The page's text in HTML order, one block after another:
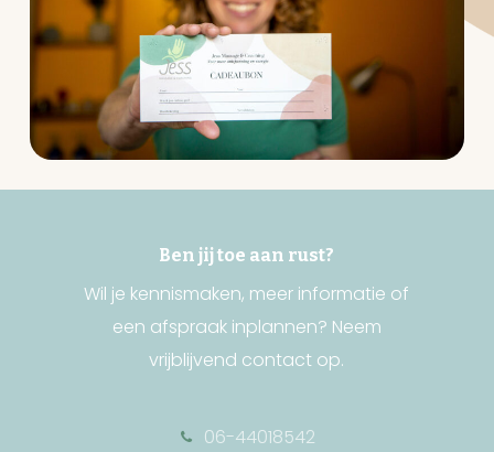
Ben jij toe aan rust?
Wil je kennismaken, meer informatie of
een afspraak inplannen? Neem
vrijblijvend contact op.
06-44018542